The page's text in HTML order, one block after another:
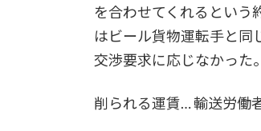
を合わせてくれるという
はビール貨物運転手と同
交渉要求に応じなかった
削られる運賃… 輸送労働